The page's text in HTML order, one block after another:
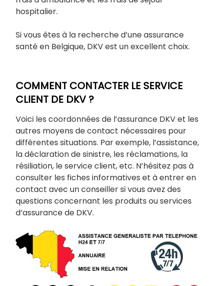
hospitalier.
Si vous êtes à la recherche d’une assurance
santé en Belgique, DKV est un excellent choix.
COMMENT CONTACTER LE SERVICE
CLIENT DE DKV ?
Voici les coordonnées de l’assurance DKV et les
autres moyens de contact nécessaires pour
différentes situations. Par exemple, l’assistance,
la déclaration de sinistre, les réclamations, la
résiliation, le service client, etc. N’hésitez pas à
consulter les fiches informatives et à entrer en
contact avec un conseiller si vous avez des
questions concernant les produits ou services
d’assurance de DKV.